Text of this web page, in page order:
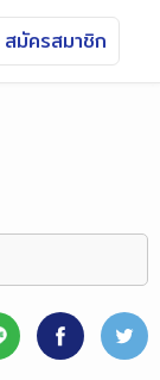
สมัครสมาชิก